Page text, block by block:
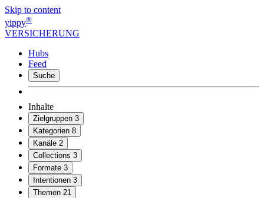
Skip to content
yippy®
VERSICHERUNG
Hubs
Feed
Suche
Inhalte
Zielgruppen 3
Kategorien 8
Kanäle 2
Collections 3
Formate 3
Intentionen 3
Themen 21